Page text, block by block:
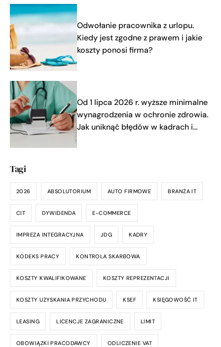
Odwołanie pracownika z urlopu.
Kiedy jest zgodne z prawem i jakie
koszty ponosi firma?
Od 1 lipca 2026 r. wyższe minimalne
wynagrodzenia w ochronie zdrowia.
Jak uniknąć błędów w kadrach i
Tagi
2026 ABSOLUTORIUM AUTO FIRMOWE BRANŻA IT
CIT DYWIDENDA E-COMMERCE
IMPREZA INTEGRACYJNA JDG KADRY
KODEKS PRACY KONTROLA SKARBOWA
KOSZTY KWALIFIKOWANE KOSZTY REPREZENTACJI
KOSZTY UZYSKANIA PRZYCHODU KSEF KSIĘGOWOŚĆ IT
LEASING LICENCJE ZAGRANICZNE LIMIT
OBOWIĄZKI PRACODAWCY ODLICZENIE VAT